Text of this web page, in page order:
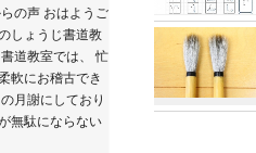
の声 おはようご
しょうじ書道教
道教室では、 忙
軟にお稽古でき
月謝にしており
無駄にならない